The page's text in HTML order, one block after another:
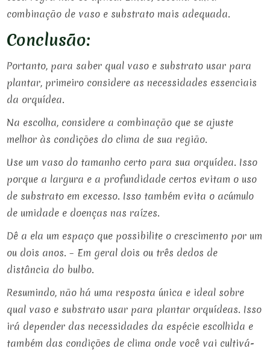
combinação de vaso e substrato mais adequada.
Conclusão:
Portanto, para saber qual vaso e substrato usar para
plantar, primeiro considere as necessidades essenciais
da orquídea.
Na escolha, considere a combinação que se ajuste
melhor às condições do clima de sua região.
Use um vaso do tamanho certo para sua orquídea. Isso
porque a largura e a profundidade certos evitam o uso
de substrato em excesso. Isso também evita o acúmulo
de umidade e doenças nas raízes.
Dê a ela um espaço que possibilite o crescimento por um
ou dois anos. – Em geral dois ou três dedos de
distância do bulbo.
Resumindo, não há uma resposta única e ideal sobre
qual vaso e substrato usar para plantar orquídeas. Isso
irá depender das necessidades da espécie escolhida e
também das condições de clima onde você vai cultivá-